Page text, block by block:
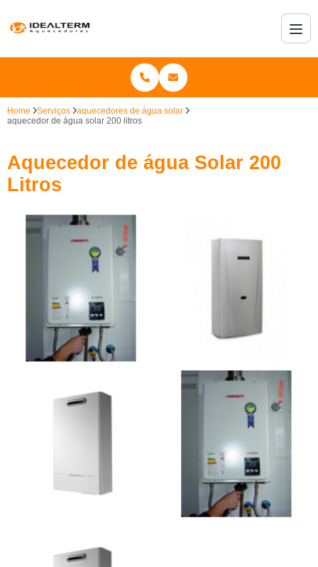
Home Serviços
aquecedores de água solar
aquecedor de água solar 200 litros
Aquecedor de água Solar 200
Litros